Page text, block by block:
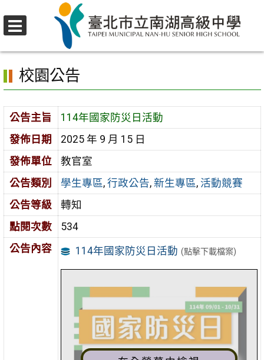
至
容
區
校園公告
校園公告
公告主旨
114年國家防災日活動
發佈日期
2025 年 9 月 15 日
發佈單位
教官室
公告類別
學生專區, 行政公告, 新生專區, 活動競賽
公告等級
轉知
點閱次數
534
公告內容
114年國家防災日活動 (點擊下載檔案)
選
單